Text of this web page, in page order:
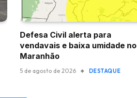
Defesa Civil alerta para
vendavais e baixa umidade no
Maranhão
5 de agosto de 2026 DESTAQUE